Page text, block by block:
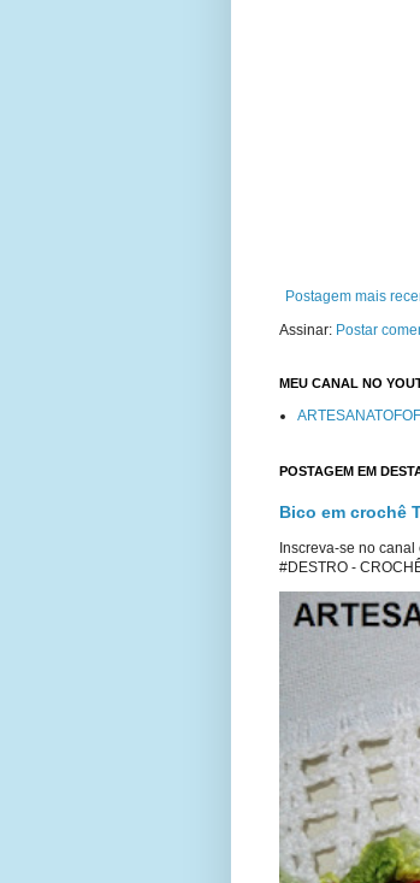
Postagem mais
Assinar: Postar
MEU CANAL NO
POSTAGEM EM
Bico em crochê
Inscreva-se no
#DESTRO -